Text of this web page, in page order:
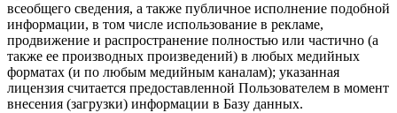
всеобщего сведения, а также публичное исполнение подобной
информации, в том числе использование в рекламе,
продвижение и распространение полностью или частично (а
также ее производных произведений) в любых медийных
форматах (и по любым медийным каналам); указанная
лицензия считается предоставленной Пользователем в момент
внесения (загрузки) информации в Базу данных.